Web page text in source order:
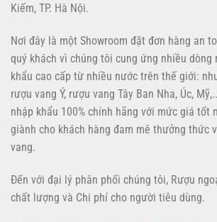
Kiếm, TP. Hà Nội.
Nơi đây là một Showroom đặt đơn hàng an
quý khách vì chúng tôi cung ứng nhiều dòng
khẩu cao cấp từ nhiều nước trên thế giới:
rượu vang Ý, rượu vang Tây Ban Nha, Úc,
nhập khẩu 100% chính hãng với mức giá tốt
giành cho khách hàng đam mê thưởng thức
vang.
Đến với đại lý phân phối chúng tôi, Rượu
chất lượng và Chi phí cho người tiêu dùng.